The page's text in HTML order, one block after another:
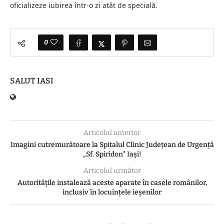
oficializeze iubirea într-o zi atât de specială.
0
SALUT IASI
Articolul anterior
Imagini cutremurătoare la Spitalul Clinic Județean de Urgență
„Sf. Spiridon” Iași!
Articolul următor
Autoritățile instalează aceste aparate în casele românilor,
inclusiv în locuințele ieșenilor